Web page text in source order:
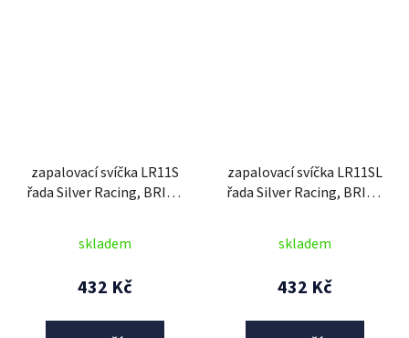
zapalovací svíčka LR11S
řada Silver Racing, BRISK
skladem
432 Kč
zapalovací svíčka LR11SL
řada Silver Racing, BRISK
skladem
432 Kč